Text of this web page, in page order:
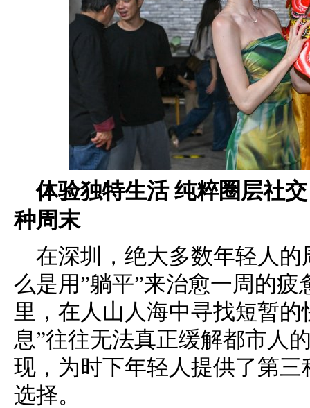
体验独特生活 纯粹圈层社
种周末
在深圳，绝大多数年轻人
么是用”躺平”来治愈一周的
里，在人山人海中寻找短暂
息”往往无法真正缓解都市人
现，为时下年轻人提供了第
选择。